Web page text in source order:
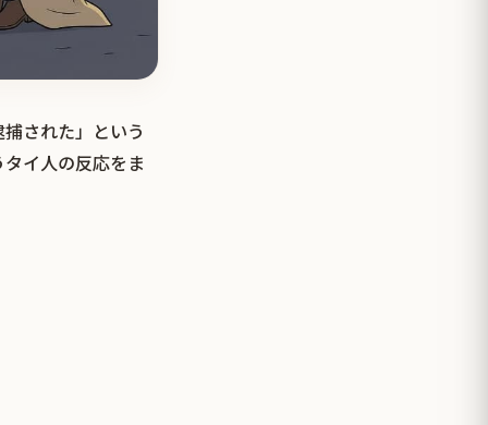
された」という
イ人の反応をま